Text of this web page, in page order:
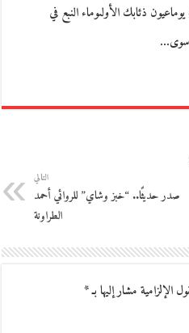
يوماعيون ذئابك الأولىوماء النبع في
سوى…
التالي
صدر حديثًا.. “خبز وشاي” للروائي أحمد
الطراونة
الإلزامية مشار إليها بـ*